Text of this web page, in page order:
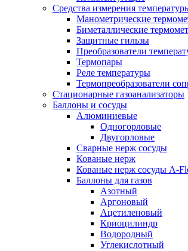
Средства измерения
Манометрические
Биметаллические
Защитные гильзы
Преобразователи
Термопары
Реле температуры
Термопреобразователи
Стационарные газоанализаторы
Баллоны и сосуды
Алюминиевые
Одногорловые
Двугорловые
Сварные нерж сосуды
Кованые нерж
Кованые нерж сосуды A-
Баллоны для газов
Азотный
Аргоновый
Ацетиленовый
Криоцилиндр
Водородный
Углекислотный